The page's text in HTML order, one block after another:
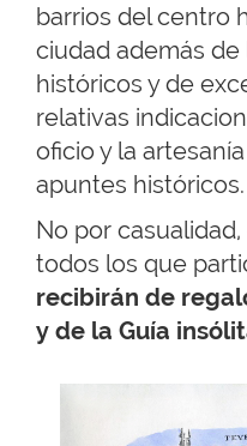
barrios del centro
ciudad además
históricos y de
relativas
oficio y la
apuntes históricos.
No por
todos los que
recibirán de
y de la Guía